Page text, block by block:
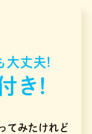
大丈夫!
き!
てみたけれど